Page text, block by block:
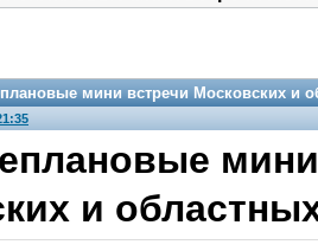
мини встречи Московских и
и